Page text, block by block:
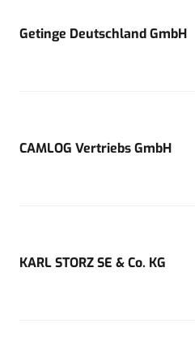
Getinge Deutschland GmbH
CAMLOG Vertriebs GmbH
KARL STORZ SE & Co. KG